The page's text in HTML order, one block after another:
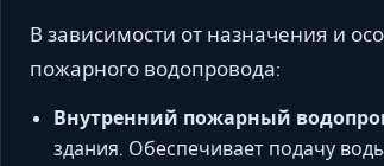
В зависимости от назначения и
пожарного водопровода:
Внутренний пожарный
здания. Обеспечивает подачу